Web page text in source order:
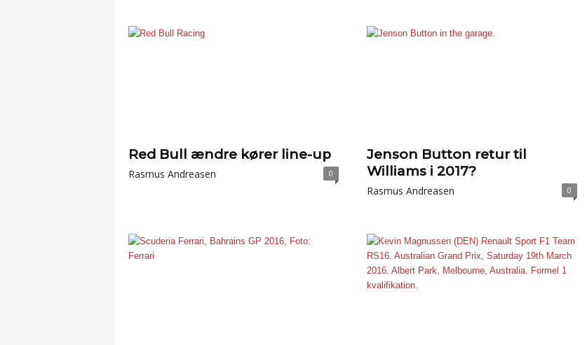
Red Bull ændre kører line-up
Rasmus Andreasen 0
Jenson Button retur til
Williams i 2017?
Rasmus Andreasen 0